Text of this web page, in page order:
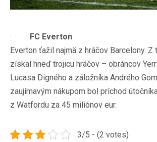
· FC Everton
Everton ťažil najmä z hráčov Barcelony. Z
získal hneď trojicu hráčov – obráncov
Lucasa Digného a záložníka Andrého
zaujímavým nákupom bol príchod
z Watfordu za 45 miliónov eur.
3/5 - (2 votes)